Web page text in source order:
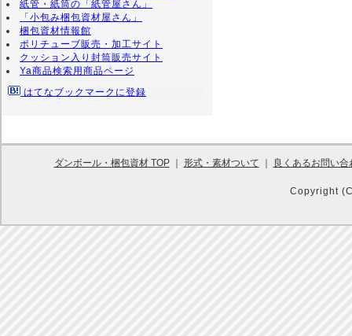
紙管・紙筒の「紙管屋さん」
「小包み梱包資材屋さん」
梱包資材情報館
ポリチューブ販売・加工サイト
クッション入り封筒販売サイト
Ya商品検索用商品ページ
はてなブックマークに登録
ダンボール・梱包資材 TOP｜ 形式・素材ついて 良くあるお問い合
Copyright